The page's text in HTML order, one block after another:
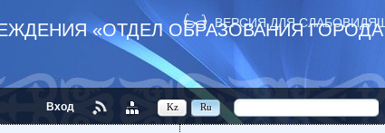
«ОТДЕЛ ОБРАЗОВАНИЯ ГОРОДА
ВЕРСИЯ ДЛЯ
Ru
Kz
Вход